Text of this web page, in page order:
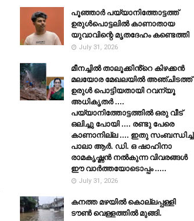
പൂഞ്ഞാര്‍ പയ്യാനിത്തോട്ടത്ത്
ഉരുള്‍പൊട്ടലില്‍ കാണാതായ
യുവാവിന്റെ മൃതദേഹം കണ്ടെത്തി
July 31, 2026
മീനച്ചിൽ താലൂക്കിൻ്റെ കിഴക്കൻ
മലയോര മേഖലയിൽ അഞ്ചിടത്ത്
ഉരുൾ പൊട്ടിയതായി റവന്യൂ
അധികൃതർ ....
പയ്യാനിത്തോട്ടത്തിൽ ഒരു വീട്
ഒലിച്ചു പോയി .... രണ്ടു പേരെ
കാണാനില്ല .... ഇതു സംബന്ധിച്ച്
പാലാ ആർ. ഡി. ഒ ഷാഹിനാ
രാമകൃഷ്ണൻ നൽകുന്ന വിവരങ്ങൾ
ഈ വാർത്തയോടൊപ്പം .....
July 31, 2026
കനത്ത മഴയില്‍ കൊല്ലപ്പള്ളി
ടൗണ്‍ വെള്ളത്തില്‍ മുങ്ങി.